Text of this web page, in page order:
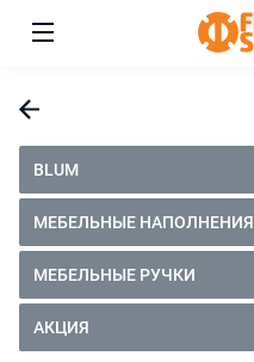
BLUM
МЕБЕЛЬНЫЕ НАПОЛНЕНИЯ
МЕБЕЛЬНЫЕ РУЧКИ
АКЦИЯ